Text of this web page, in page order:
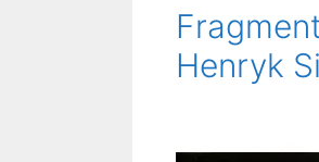
Henryk